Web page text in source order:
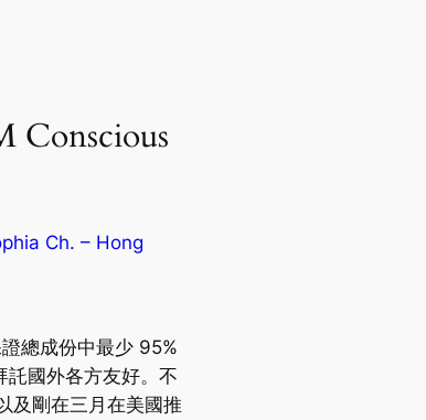
Conscious
Ch. – Hong
總成份中最少 95%
國外各方友好。不
及剛在三月在美國推